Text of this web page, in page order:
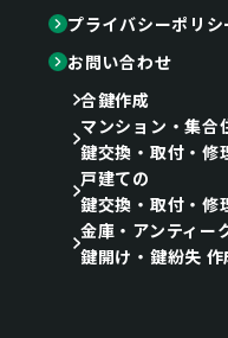
プライバシーポリシ
お問い合わせ
合鍵作成
マンション・集合
鍵交換・取付・修
戸建ての
鍵交換・取付・修
金庫・アンティー
鍵開け・鍵紛失 作